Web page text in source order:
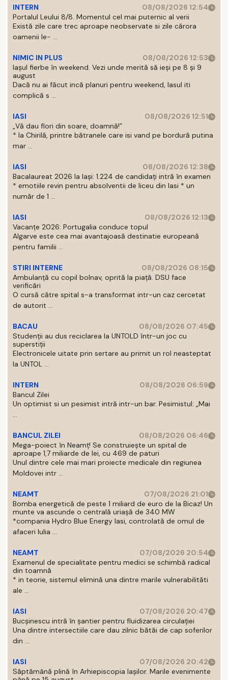
INTERN
08/08/2026 12:54
Portalul Leului 8/8. Momentul cel mai puternic al verii
Există zile care trec aproape neobservate si zile cărora
oamenii le- ...
NIMIC IN PLUS
08/08/2026 12:53
Iașul fierbe în weekend. Vezi unde merită să ieși pe 8 și 9
august
Dacă nu ai făcut incă planuri pentru weekend, Iasul iti
complică s ...
IASI
08/08/2026 12:51
„Vă dau flori din soare, doamnă!”
* la Chirilă, printre bătranele care isi vand pe bordură putina
mar ...
IASI
08/08/2026 12:38
Bacalaureat 2026 la Iași: 1.224 de candidați intră în examen
* emotiile revin pentru absolventii de liceu din Iasi * un
număr de 1 ...
IASI
08/08/2026 12:13
Vacanțe 2026: Portugalia conduce topul
Algarve este cea mai avantajoasă destinatie europeană
pentru familii ...
STIRI INTERNE
08/08/2026 08:15
Ambulanță cu copil bolnav, oprită la piață. DSU face
verificări
O cursă către spital s-a transformat intr-un caz cercetat
de autorit ...
BACAU
08/08/2026 07:45
Studenții au dus reciclarea la UNTOLD într-un joc cu
superstiții
Electronicele uitate prin sertare au primit un rol neasteptat
la UNTOL ...
INTERN
08/08/2026 06:59
Bancul Zilei
Un optimist si un pesimist intră intr-un bar. Pesimistul: „Mai
...
BANCUL ZILEI
08/08/2026 06:46
Mega-poiect în Neamț! Se construiește un spital de
aproape 1,7 miliarde de lei, cu 469 de paturi
Unul dintre cele mai mari proiecte medicale din regiunea
Moldovei intr ...
NEAMT
07/08/2026 21:01
Bomba energetică de peste 1 miliard de euro de la Bicaz! Un
munte va ascunde o centrală uriașă de 340 MW
*compania Hydro Blue Energy Iasi, controlată de omul de
afaceri Iulia ...
NEAMT
07/08/2026 20:54
Examenul de specialitate pentru medici se schimbă radical
din toamnă
* in teorie, sistemul elimină una dintre marile vulnerabilităti
ale ...
IASI
07/08/2026 20:47
Bucșinescu intră în șantier pentru fluidizarea circulației
Una dintre intersectiile care dau zilnic bătăi de cap soferilor
din ...
IASI
07/08/2026 20:42
Săptămână plină în Arhiepiscopia Iașilor. Marile evenimente